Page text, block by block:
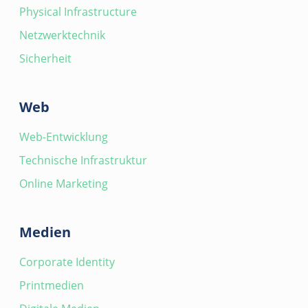
Physical Infrastructure
Netzwerktechnik
Sicherheit
Web
Web-Entwicklung
Technische Infrastruktur
Online Marketing
Medien
Corporate Identity
Printmedien